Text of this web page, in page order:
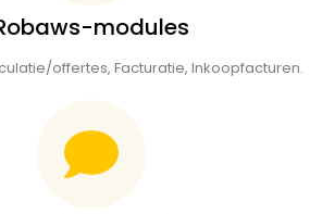
modules
offertes, Facturatie, Inkoopfacturen.